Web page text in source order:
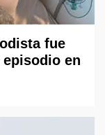
fue
en